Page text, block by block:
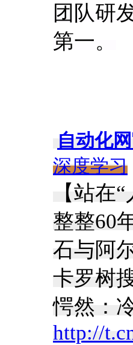
团队研
第一。
自动化
深度学习
【站在
整整60
石与阿
卡罗树
愕然：
http://